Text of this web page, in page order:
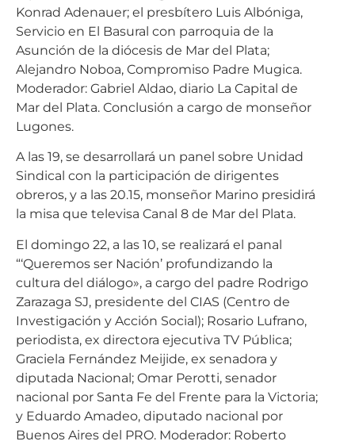
Konrad Adenauer; el presbítero Luis Albóniga,
Servicio en El Basural con parroquia de la
Asunción de la diócesis de Mar del Plata;
Alejandro Noboa, Compromiso Padre Mugica.
Moderador: Gabriel Aldao, diario La Capital de
Mar del Plata. Conclusión a cargo de monseñor
Lugones.
A las 19, se desarrollará un panel sobre Unidad
Sindical con la participación de dirigentes
obreros, y a las 20.15, monseñor Marino presidirá
la misa que televisa Canal 8 de Mar del Plata.
El domingo 22, a las 10, se realizará el panal
“‘Queremos ser Nación’ profundizando la
cultura del diálogo», a cargo del padre Rodrigo
Zarazaga SJ, presidente del CIAS (Centro de
Investigación y Acción Social); Rosario Lufrano,
periodista, ex directora ejecutiva TV Pública;
Graciela Fernández Meijide, ex senadora y
diputada Nacional; Omar Perotti, senador
nacional por Santa Fe del Frente para la Victoria;
y Eduardo Amadeo, diputado nacional por
Buenos Aires del PRO. Moderador: Roberto